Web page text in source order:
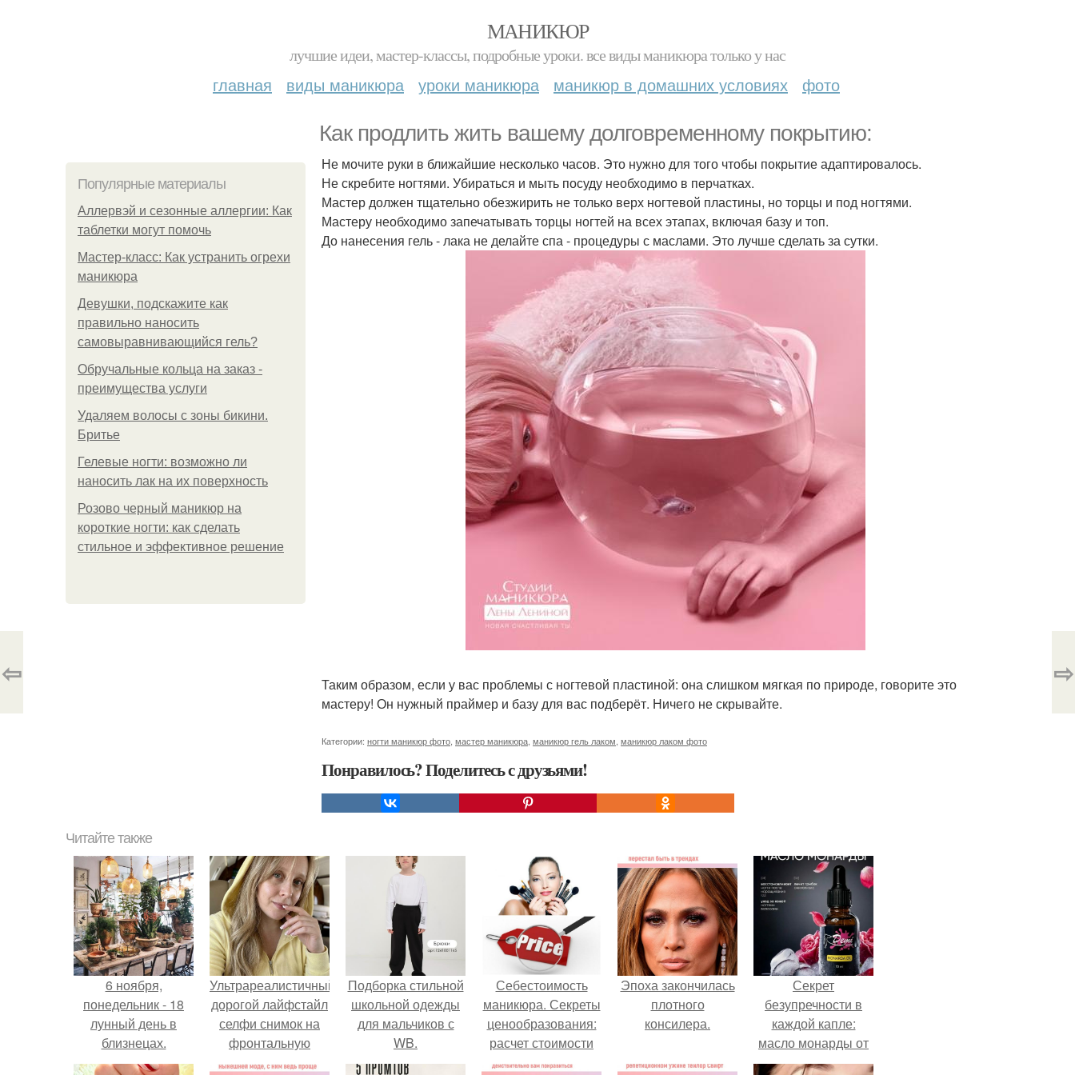
МАНИКЮР
лучшие идеи, мастер-классы, подробные уроки. все виды маникюра только у нас
главная виды маникюра уроки маникюра маникюр в домашних условиях фото
Как продлить жить вашему долговременному покрытию:
Популярные материалы
Аллервэй и сезонные аллергии: Как
таблетки могут помочь
Мастер-класс: Как устранить огрехи
маникюра
Девушки, подскажите как
правильно наносить
самовыравнивающийся гель?
Обручальные кольца на заказ -
преимущества услуги
Удаляем волосы с зоны бикини.
Бритье
Гелевые ногти: возможно ли
наносить лак на их поверхность
Розово черный маникюр на
короткие ногти: как сделать
стильное и эффективное решение
Не мочите руки в ближайшие несколько часов. Это нужно для того чтобы покрытие адаптировалось.
Не скребите ногтями. Убираться и мыть посуду необходимо в перчатках.
Мастер должен тщательно обезжирить не только верх ногтевой пластины, но торцы и под ногтями.
Мастеру необходимо запечатывать торцы ногтей на всех этапах, включая базу и топ.
До нанесения гель - лака не делайте спа - процедуры с маслами. Это лучше сделать за сутки.
Таким образом, если у вас проблемы с ногтевой пластиной: она слишком мягкая по природе, говорите это
мастеру! Он нужный праймер и базу для вас подберёт. Ничего не скрывайте.
Категории: ногти маникюр фото мастер маникюра маникюр гель лаком маникюр лаком фото
Понравилось? Поделитесь с друзьями!
⇦ ⇨
Читайте также
6 ноября,
понедельник - 18
лунный день в
близнецах.
Ультрареалистичный
дорогой лайфстайл
селфи снимок на
фронтальную
камеру.
Подборка стильной
школьной одежды
для мальчиков с
WB.
Себестоимость
маникюра. Секреты
ценообразования:
расчет стоимости
услуг (Beautyday.
Эпоха закончилась
плотного
консилера.
Секрет
безупречности в
каждой капле:
масло монарды от
Demi Sweet.